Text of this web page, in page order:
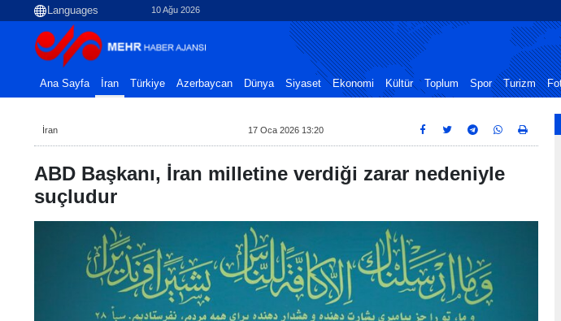
10 Ağu 2026
Ana Sayfa İran Türkiye Azerbaycan Dünya Siyaset Ekonomi Kültür Toplum Spor Turizm
İran 17 Oca 2026 13:20
ABD Başkanı, İran milletine verdiği zarar nedeniyle
suçludur